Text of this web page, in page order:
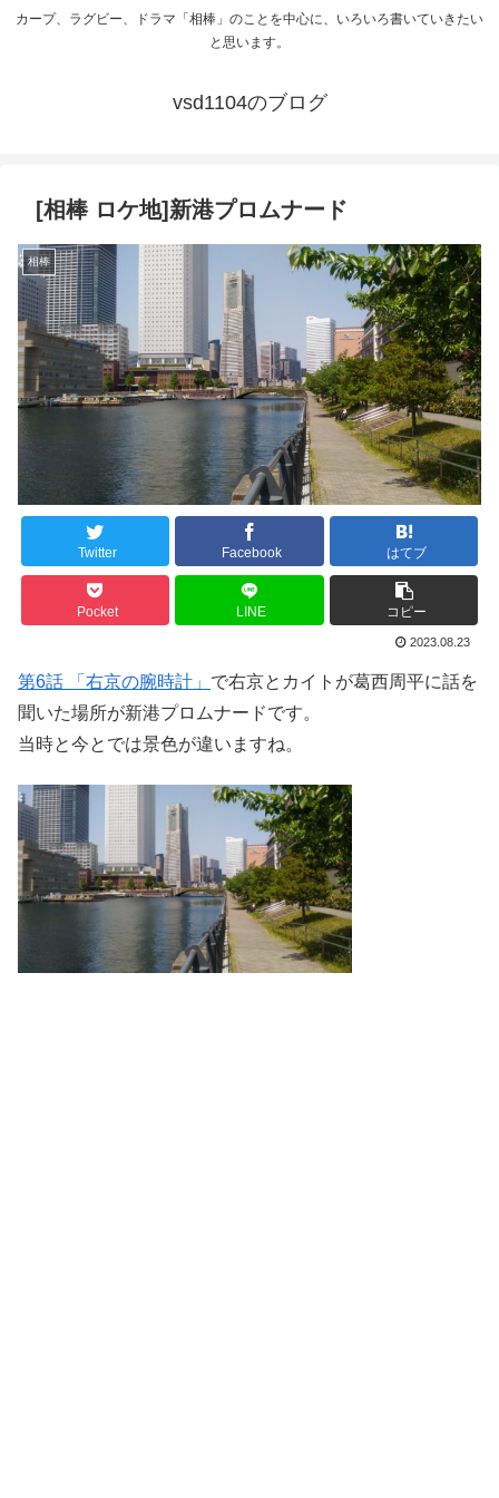
カープ、ラグビー、ドラマ「相棒」のことを中心に、いろいろ書いていきたい
と思います。
vsd1104のブログ
[相棒 ロケ地]新港プロムナード
相棒
Twitter Facebook はてブ
Pocket LINE コピー
2023.08.23
第6話 「右京の腕時計」 で右京とカイトが葛西周平に話を
聞いた場所が新港プロムナードです。
当時と今とでは景色が違いますね。